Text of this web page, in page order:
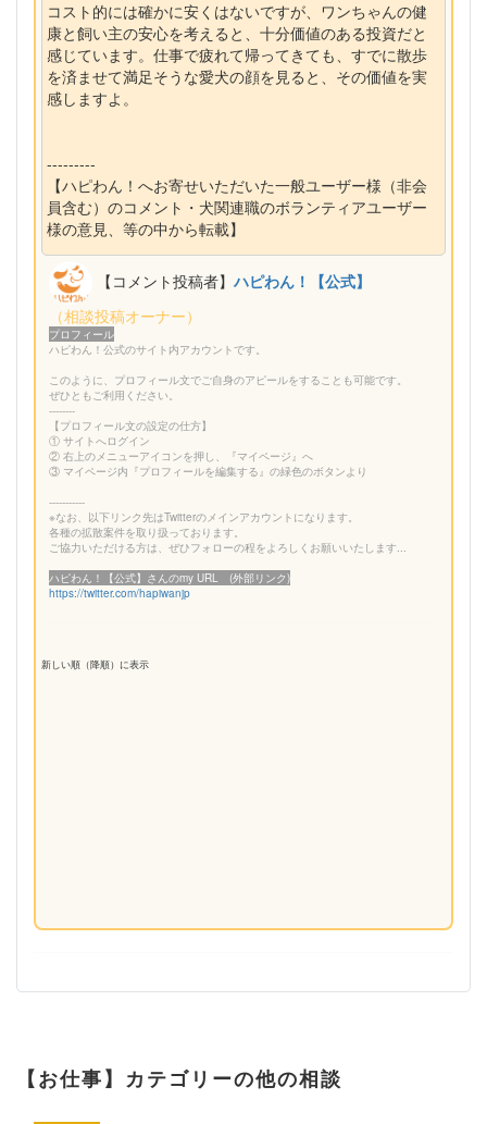
コスト的には確かに安くはないですが、ワンちゃんの健
康と飼い主の安心を考えると、十分価値のある投資だと
感じています。仕事で疲れて帰ってきても、すでに散歩
を済ませて満足そうな愛犬の顔を見ると、その価値を実
感しますよ。
---------
【ハピわん！へお寄せいただいた一般ユーザー様（非会
員含む）のコメント・犬関連職のボランティアユーザー
様の意見、等の中から転載】
【コメント投稿者】ハピわん！【公式】
（相談投稿オーナー）
プロフィール
ハピわん！公式のサイト内アカウントです。
このように、プロフィール文でご自身のアピールをすることも可能です。
ぜひともご利用ください。
--------
【プロフィール文の設定の仕方】
① サイトへログイン
② 右上のメニューアイコンを押し、『マイページ』へ
③ マイページ内『プロフィールを編集する』の緑色のボタンより
-----------
※なお、以下リンク先はTwitterのメインアカウントになります。
各種の拡散案件を取り扱っております。
ご協力いただける方は、ぜひフォローの程をよろしくお願いいたします...
ハピわん！【公式】さんのmy URL (外部リンク)
https://twitter.com/hapiwanjp
新しい順（降順）に表示
【お仕事】カテゴリーの他の相談